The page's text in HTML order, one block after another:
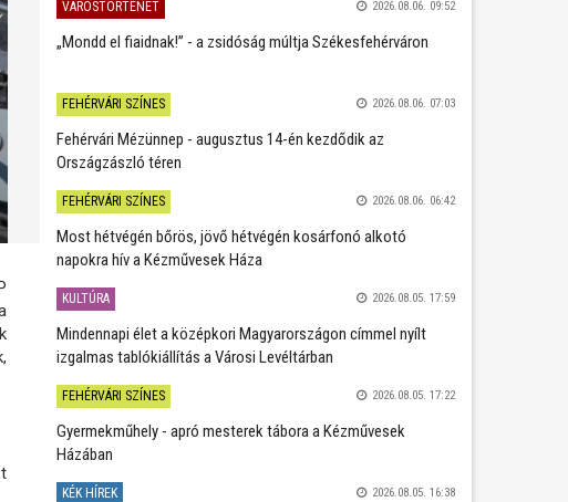
VÁROSTÖRTÉNET 2026.08.06. 09:52
„Mondd el fiaidnak!” - a zsidóság múltja Székesfehérváron
FEHÉRVÁRI SZÍNES 2026.08.06. 07:03
Fehérvári Mézünnep - augusztus 14-én kezdődik az
Országzászló téren
FEHÉRVÁRI SZÍNES 2026.08.06. 06:42
Most hétvégén bőrös, jövő hétvégén kosárfonó alkotó
napokra hív a Kézművesek Háza
KULTÚRA 2026.08.05. 17:59
Mindennapi élet a középkori Magyarországon címmel nyílt
izgalmas tablókiállítás a Városi Levéltárban
FEHÉRVÁRI SZÍNES 2026.08.05. 17:22
Gyermekműhely - apró mesterek tábora a Kézművesek
Házában
KÉK HÍREK 2026.08.05. 16:38